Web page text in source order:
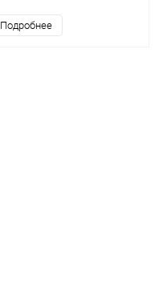
Подробнее